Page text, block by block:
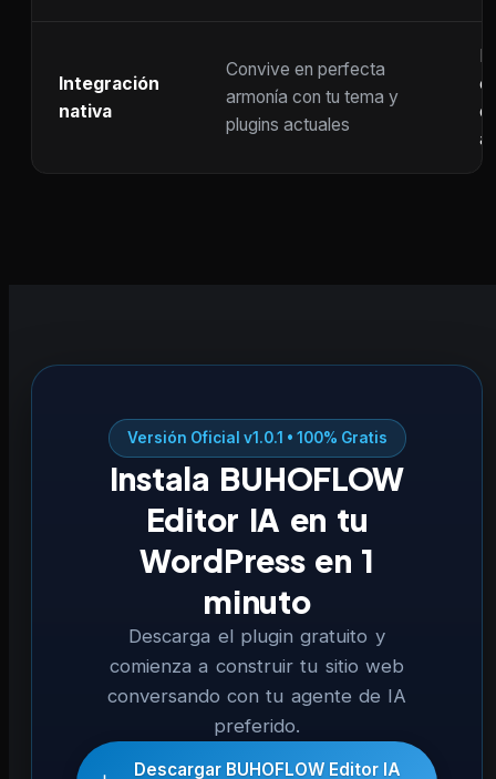
Integración
nativa
Convive en perfecta
armonía con tu tema y
plugins actuales
Versión Oficial v1.0.1 • 100% Gratis
Instala BUHOFLOW
Editor IA en tu
WordPress en 1
minuto
Descarga el plugin gratuito y
comienza a construir tu sitio web
conversando con tu agente de IA
preferido.
Descargar BUHOFLOW Editor IA